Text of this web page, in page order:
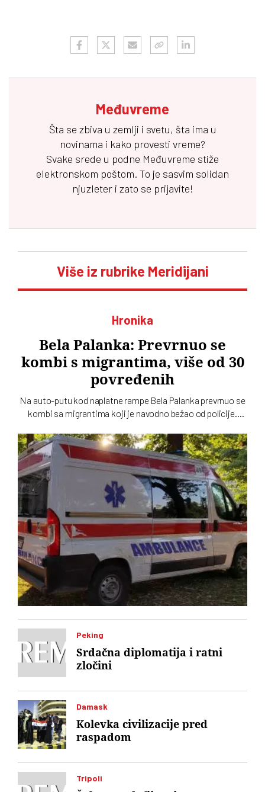
Međuvreme
Šta se zbiva u zemlji i svetu, šta ima u
novinama i kako provesti vreme?
Svake srede u podne Međuvreme stiže
elektronskom poštom. To je sasvim solidan
njuzleter i zato se prijavite!
Više iz rubrike Meridijani
Hronika
Bela Palanka: Prevrnuo se
kombi s migrantima, više od 30
povređenih
Na auto-putu kod naplatne rampe Bela Palanka prevrnuo se
kombi sa migrantima koji je navodno bežao od policije.
Peking
Srdačna diplomatija i ratni
zločini
Damask
Kolevka civilizacije pred
raspadom
Tripoli